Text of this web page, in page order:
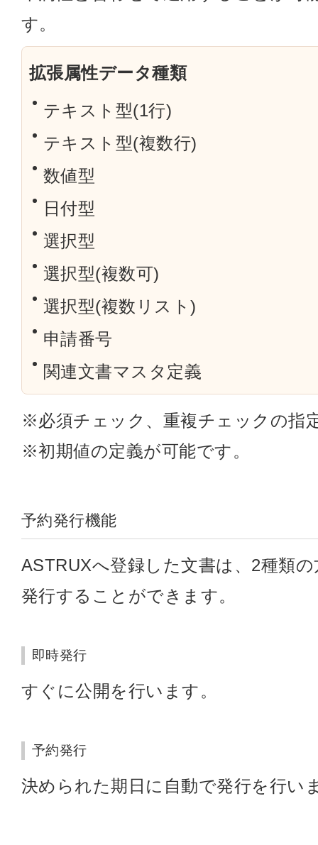
す。
拡張属性データ種類
テキスト型(1行)
テキスト型(複数行)
数値型
日付型
選択型
選択型(複数可)
選択型(複数リスト)
申請番号
関連文書マスタ定義
※必須チェック、重複チェックの指
※初期値の定義が可能です。
予約発行機能
ASTRUXへ登録した文書は、2種類
発行することができます。
即時発行
すぐに公開を行います。
予約発行
決められた期日に自動で発行を行い